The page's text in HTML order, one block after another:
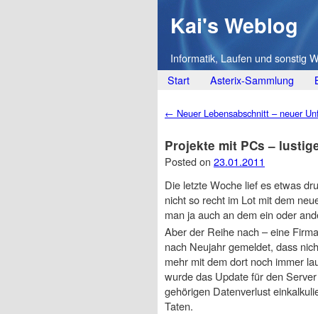
Kai's Weblog
Informatik, Laufen und sonstig
Main menu
Skip
content
Start Asterix-Sammlung
Post navigation
← Neuer Lebensabschnitt – neuer
Projekte mit PCs –
Posted on 23.01.2011
Die letzte Woche lief es etwas
nicht so recht im Lot mit dem
man ja auch an dem ein oder
Aber der Reihe nach – eine
nach Neujahr gemeldet, dass
mehr mit dem dort noch immer
wurde das Update für den
gehörigen Datenverlust
Taten.